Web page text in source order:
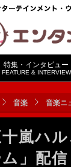
特集・インタビュー
FEATURE & INTERVIEW
音楽 音楽ニ
嵐ハ
ム」配